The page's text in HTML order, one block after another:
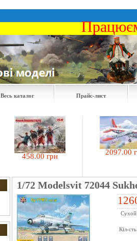
Весь каталог Прайс-лист
458.00 грн 2097.00 грн
1/72 Modelsvit 72044
Кіл-